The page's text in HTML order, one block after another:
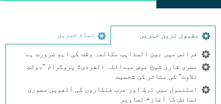
و
مقبول ترین خبریں تمام خبریں
فرانس میں بین المذاہب مکالمہ وقت کی اہم ضرورت ہے
مصری قاری شیخ عوض عبداللہ الفردی؛ پروگرام "دولتِ
تلاوت" کی متاثر کن شخصیت
استنبول میں ترک اور عرب فنکاروں کی آٹھویں مصوری
نمائش کا آغاز+ تصاویر